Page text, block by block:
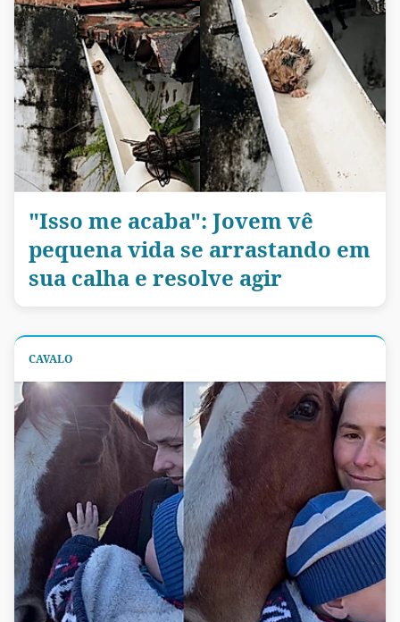
"Isso me acaba": Jovem vê
pequena vida se arrastando em
sua calha e resolve agir
CAVALO